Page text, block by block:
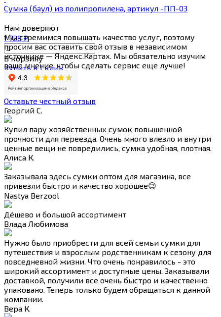
Сумка (баул) из полипропилена, артикул -ПП-03
1 728₽
В корзину
Купить в 1 клик
Нам доверяют
Мы стремимся повышать качество услуг, поэтому
просим вас оставить свой отзыв в независимом
источнике — Яндекс.Картах. Мы обязательно изучим
ваше мнение, чтобы сделать сервис еще лучше!
Оставьте честный отзыв
Георгий С.
Купил пару хозяйственных сумок повышенной
прочности для переезда. Очень много влезло и внутри
ценные вещи не повредились, сумка удобная, плотная.
Алиса К.
Заказывала здесь сумки оптом для магазина, все
привезли быстро и качество хорошее😉
Nastya Berzool
Дёшево и большой ассортимент
Влада Любимова
Нужно было приобрести для всей семьи сумки для
путешествия и взрослым родственникам к сезону для
повседневной жизни. Что очень понравилось - это
широкий ассортимент и доступные цены. Заказывали
доставкой, получили все очень быстро и качественно
упаковано. Теперь только будем обращаться к данной
компании.
Вера К.